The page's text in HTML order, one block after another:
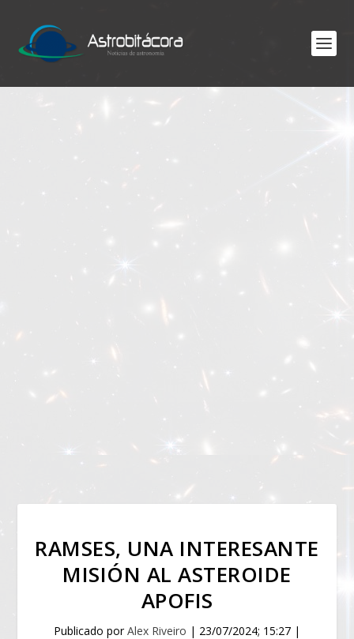
RAMSES, UNA INTERESANTE
MISIÓN AL ASTEROIDE
APOFIS
Publicado porAlex Riveiro | 23/07/2024; 15:27 |